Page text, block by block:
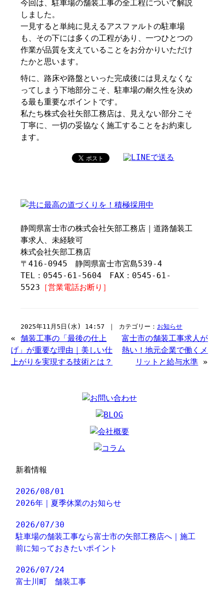
今回は、駐車場の舗装工事の全工程について解説
しました。
一見すると単純に見えるアスファルトの駐車場
も、その下には多くの工程があり、一つひとつの
作業が品質を支えていることをお分かりいただけ
たかと思います。
特に、路床や路盤といった完成後には見えなくな
ってしまう下地部分こそ、駐車場の耐久性を決め
る最も重要なポイントです。
私たち株式会社矢部工務店は、見えない部分こそ
丁寧に、一切の妥協なく施工することをお約束し
ます。
静岡県富士市の株式会社矢部工務店｜道路舗装工
事求人、未経験可
株式会社矢部工務店
〒416-0945 静岡県富士市宮島539-4
TEL：0545-61-5604 FAX：0545-61-
5523 ［営業電話お断り］
2025年11月5日(水) 14:57 ｜ カテゴリー： お知らせ
«舗装工事の「最後の仕上
げ」が重要な理由｜美しい仕
上がりを実現する技術とは？
富士市の舗装工事求人が
熱い！地元企業で働くメ
リットと給与水準 »
新着情報
2026/08/01
2026年｜夏季休業のお知らせ
2026/07/30
駐車場の舗装工事なら富士市の矢部工務店へ｜施工
前に知っておきたいポイント
2026/07/24
富士川町 舗装工事